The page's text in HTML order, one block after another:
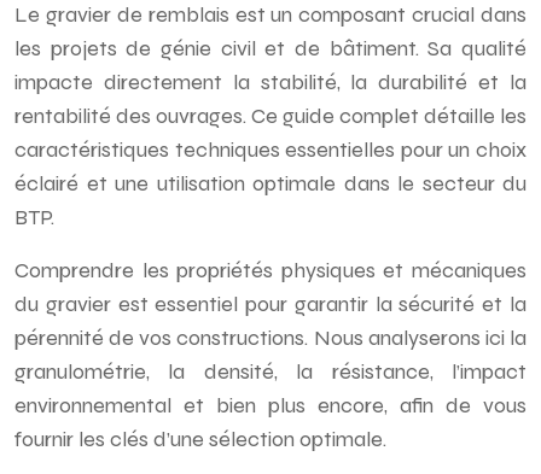
Le gravier de remblais est un composant crucial dans
les projets de génie civil et de bâtiment. Sa qualité
impacte directement la stabilité, la durabilité et la
rentabilité des ouvrages. Ce guide complet détaille les
caractéristiques techniques essentielles pour un choix
éclairé et une utilisation optimale dans le secteur du
BTP.
Comprendre les propriétés physiques et mécaniques
du gravier est essentiel pour garantir la sécurité et la
pérennité de vos constructions. Nous analyserons ici la
granulométrie, la densité, la résistance, l’impact
environnemental et bien plus encore, afin de vous
fournir les clés d’une sélection optimale.